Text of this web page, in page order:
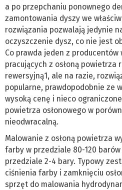
a po przepchaniu ponownego
zamontowania dyszy we
rozwiązania pozwalają jedynie
oczyszczenie dysz, co nie jest
Co prawda jeden z
pracujących z osłoną powietrza
rewersyjną1, ale na razie,
popularne, prawdopodobnie ze
wysoką cenę i nieco
powietrza osłonowego w
nieodwracalną.
Malowanie z osłoną powietrza
farby w przedziale 80-120
przedziale 2-4 bary. Typowy
ciśnienia farby i zamknięciu
sprzęt do malowania